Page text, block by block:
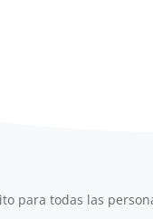
para todas las